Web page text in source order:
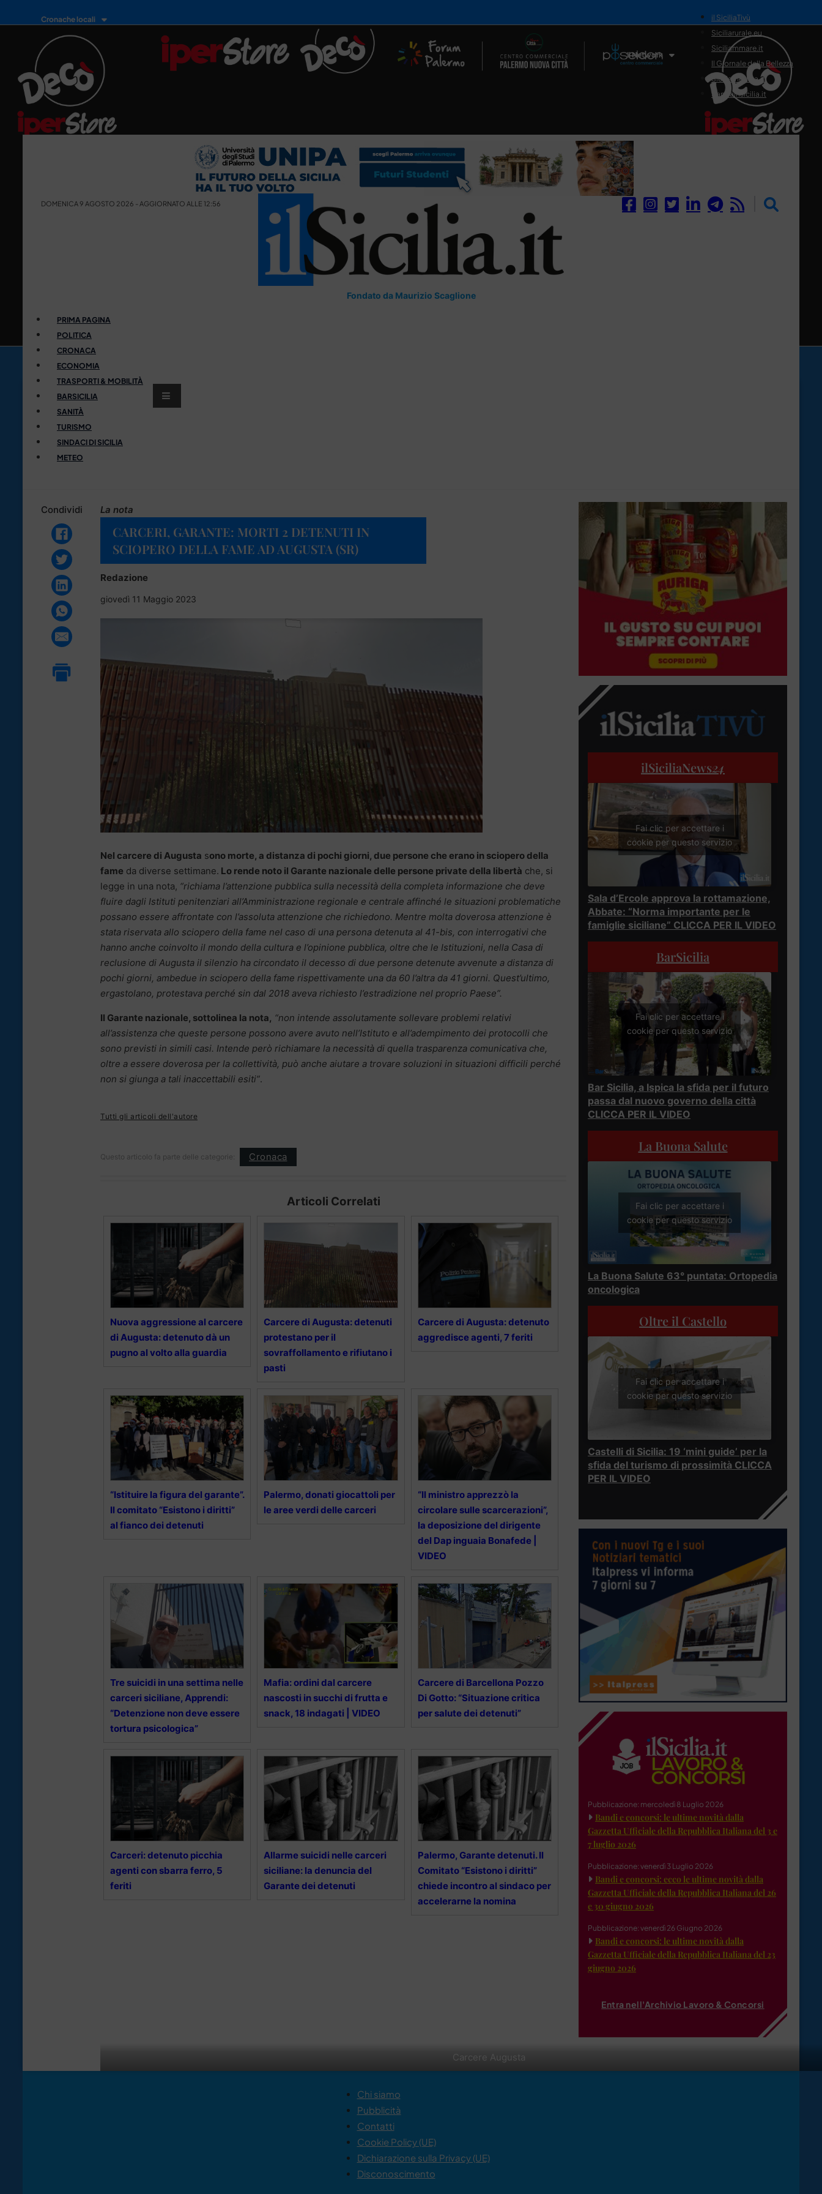
Cronache locali
Il Network
il SiciliaTivù
Siciliarurale.eu
Siciliammare.it
Il Giornale della Bellezza
Siciliamedica.it
Sanitainsicilia.it
DOMENICA 9 AGOSTO 2026 - AGGIORNATO ALLE 12:56
Fondato da Maurizio Scaglione
PRIMA PAGINA
POLITICA
CRONACA
ECONOMIA
TRASPORTI & MOBILITÀ
BARSICILIA
SANITÀ
TURISMO
SINDACI DI SICILIA
METEO
Condividi La nota
CARCERI, GARANTE: MORTI 2 DETENUTI IN
SCIOPERO DELLA FAME AD AUGUSTA (SR)
Redazione
giovedì 11 Maggio 2023
Carcere Augusta
Nel carcere di Augusta sono morte, a distanza di pochi giorni, due persone che erano in sciopero della
fame da diverse settimane. Lo rende noto il Garante nazionale delle persone private della libertà che, si
legge in una nota, “richiama l’attenzione pubblica sulla necessità della completa informazione che deve
fluire dagli Istituti penitenziari all’Amministrazione regionale e centrale affinché le situazioni problematiche
possano essere affrontate con l’assoluta attenzione che richiedono. Mentre molta doverosa attenzione è
stata riservata allo sciopero della fame nel caso di una persona detenuta al 41-bis, con interrogativi che
hanno anche coinvolto il mondo della cultura e l’opinione pubblica, oltre che le Istituzioni, nella Casa di
reclusione di Augusta il silenzio ha circondato il decesso di due persone detenute avvenute a distanza di
pochi giorni, ambedue in sciopero della fame rispettivamente una da 60 l’altra da 41 giorni. Quest’ultimo,
ergastolano, protestava perché sin dal 2018 aveva richiesto l’estradizione nel proprio Paese”.
Il Garante nazionale, sottolinea la nota, “non intende assolutamente sollevare problemi relativi
all’assistenza che queste persone possono avere avuto nell’Istituto e all’adempimento dei protocolli che
sono previsti in simili casi. Intende però richiamare la necessità di quella trasparenza comunicativa che,
oltre a essere doverosa per la collettività, può anche aiutare a trovare soluzioni in situazioni difficili perché
non si giunga a tali inaccettabili esiti”.
Tutti gli articoli dell'autore
Questo articolo fa parte delle categorie: Cronaca
Articoli Correlati
Nuova aggressione al carcere
di Augusta: detenuto dà un
pugno al volto alla guardia
Carcere di Augusta: detenuti
protestano per il
sovraffollamento e rifiutano i
pasti
Carcere di Augusta: detenuto
aggredisce agenti, 7 feriti
“Istituire la figura del garante”.
Il comitato “Esistono i diritti”
al fianco dei detenuti
Palermo, donati giocattoli per
le aree verdi delle carceri
“Il ministro apprezzò la
circolare sulle scarcerazioni”,
la deposizione del dirigente
del Dap inguaia Bonafede |
VIDEO
Tre suicidi in una settima nelle
carceri siciliane, Apprendi:
“Detenzione non deve essere
tortura psicologica”
Mafia: ordini dal carcere
nascosti in succhi di frutta e
snack, 18 indagati | VIDEO
Carcere di Barcellona Pozzo
Di Gotto: “Situazione critica
per salute dei detenuti”
Carceri: detenuto picchia
agenti con sbarra ferro, 5
feriti
Allarme suicidi nelle carceri
siciliane: la denuncia del
Garante dei detenuti
Palermo, Garante detenuti. Il
Comitato “Esistono i diritti”
chiede incontro al sindaco per
accelerarne la nomina
ilSiciliaNews24
Fai clic per accettare i
cookie per questo servizio
Sala d’Ercole approva la rottamazione,
Abbate: “Norma importante per le
famiglie siciliane” CLICCA PER IL VIDEO
BarSicilia
Fai clic per accettare i
cookie per questo servizio
Bar Sicilia, a Ispica la sfida per il futuro
passa dal nuovo governo della città
CLICCA PER IL VIDEO
La Buona Salute
Fai clic per accettare i
cookie per questo servizio
La Buona Salute 63° puntata: Ortopedia
oncologica
Oltre il Castello
Fai clic per accettare i
cookie per questo servizio
Castelli di Sicilia: 19 ‘mini guide’ per la
sfida del turismo di prossimità CLICCA
PER IL VIDEO
Pubblicazione: mercoledì 8 Luglio 2026
Bandi e concorsi: le ultime novità dalla
Gazzetta Ufficiale della Repubblica Italiana del 3 e
7 luglio 2026
Pubblicazione: venerdì 3 Luglio 2026
Bandi e concorsi: ecco le ultime novità dalla
Gazzetta Ufficiale della Repubblica Italiana del 26
e 30 giugno 2026
Pubblicazione: venerdì 26 Giugno 2026
Bandi e concorsi: le ultime novità dalla
Gazzetta Ufficiale della Repubblica Italiana del 23
giugno 2026
Entra nell'Archivio Lavoro & Concorsi
Chi siamo
Pubblicità
Contatti
Cookie Policy (UE)
Dichiarazione sulla Privacy (UE)
Disconoscimento